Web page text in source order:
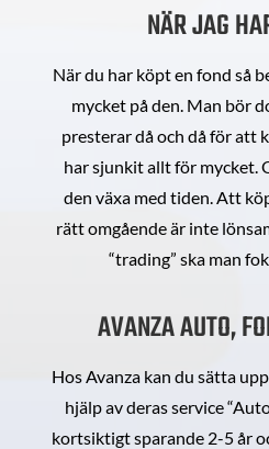
NÄR JAG
När du har köpt en fond så
mycket på den. Man bör
presterar då och då för att
har sjunkit allt för mycket.
den växa med tiden. Att
rätt omgående är inte
“trading” ska man
AVANZA AUTO,
Hos Avanza kan du sätta
hjälp av deras service
kortsiktigt sparande 2-5 år